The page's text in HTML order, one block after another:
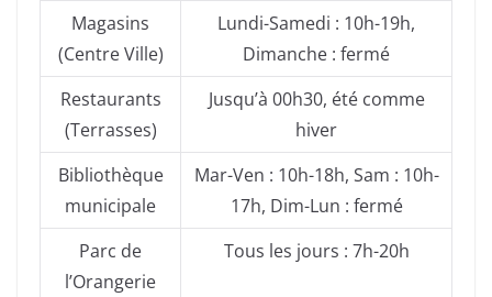
Magasins
(Centre Ville)
Lundi-Samedi : 10h-19h,
Dimanche : fermé
Restaurants
(Terrasses)
Jusqu’à 00h30, été comme
hiver
Bibliothèque
municipale
Mar-Ven : 10h-18h, Sam : 10h-
17h, Dim-Lun : fermé
Parc de
l’Orangerie
Tous les jours : 7h-20h